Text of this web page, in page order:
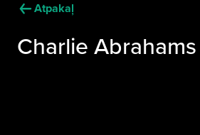
Atpakaļ
Charlie Abrahams